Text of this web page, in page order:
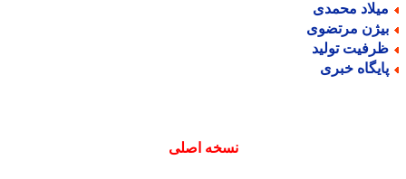
محمدی
مرتضوی
تولید
خبری
نسخه اصلی